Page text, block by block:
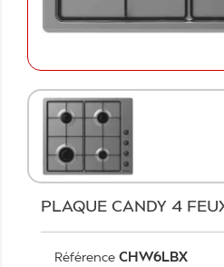
PLAQUE CANDY 4
Référence CHW6LBX